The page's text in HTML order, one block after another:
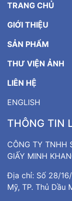
TRANG CHỦ
GIỚI THIỆU
SẢN PHẨM
THƯ VIỆN ẢNH
LIÊN HỆ
ENGLISH
THÔNG TIN
CÔNG TY TNHH
GIẤY MINH
Địa chỉ: Số 28/
Mỹ, TP. Thủ Dầu